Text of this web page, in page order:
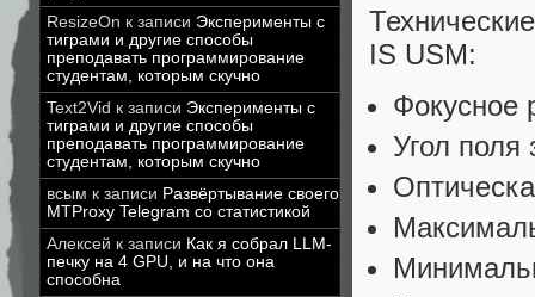
ResizeOn к записи Эксперименты с
тиграми и другие способы
преподавать программирование
студентам, которым скучно
Text2Vid к записи Эксперименты с
тиграми и другие способы
преподавать программирование
студентам, которым скучно
всым к записи Развёртывание своего
MTProxy Telegram со статистикой
Алексей к записи Как я собрал LLM-
печку на 4 GPU, и на что она
способна
IS USM:
Угол поля